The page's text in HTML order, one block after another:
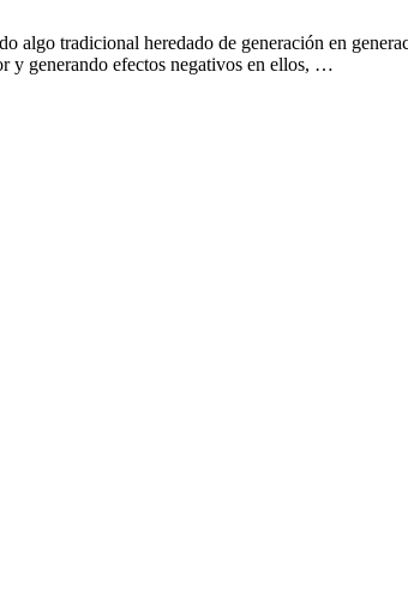
algo tradicional heredado de generación en
y generando efectos negativos en ellos, …